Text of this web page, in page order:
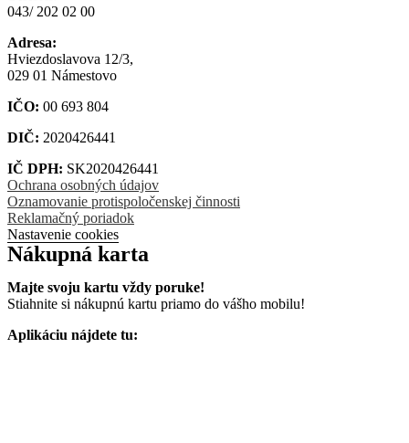
043/ 202 02 00
Adresa:
Hviezdoslavova 12/3,
029 01 Námestovo
IČO: 00 693 804
DIČ: 2020426441
IČ DPH: SK2020426441
Ochrana osobných údajov
Oznamovanie protispoločenskej činnosti
Reklamačný poriadok
Nastavenie cookies
Nákupná karta
Majte svoju kartu vždy poruke!
Stiahnite si nákupnú kartu priamo do vášho mobilu!
Aplikáciu nájdete tu: